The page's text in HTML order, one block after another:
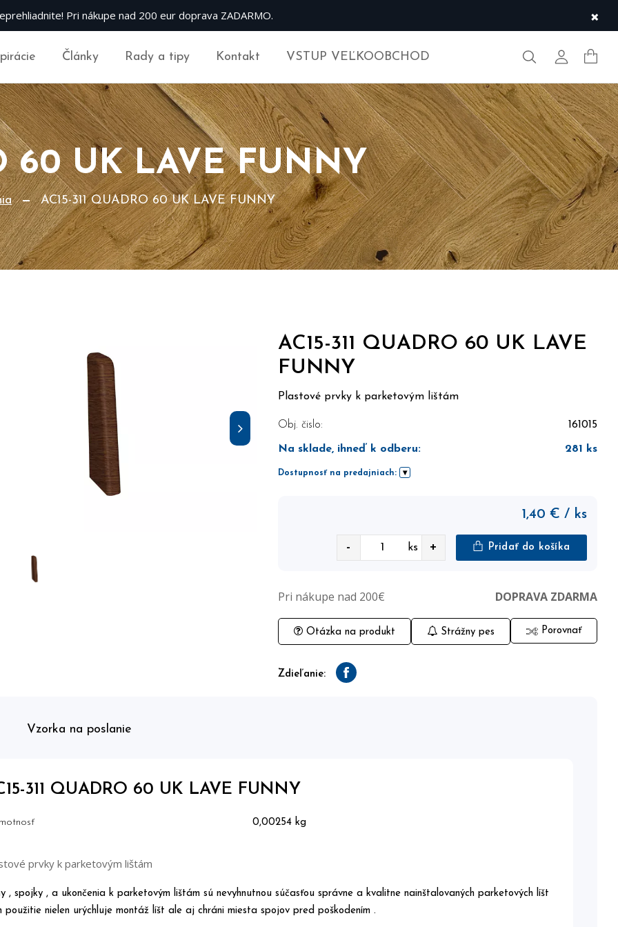
Pri nákupe nad 200 eur doprava ZADARMO. ×
Články Rady a tipy Kontakt VSTUP VEĽKOOBCHOD Hľadať Môj účet
60 UK LAVE FUNNY
AC15-311 QUADRO 60 UK LAVE FUNNY
AC15-311 QUADRO 60 UK LAVE
FUNNY
Plastové prvky k parketovým lištám
Obj. čislo: 161015
Na sklade, ihneď k odberu: 281 ks
Dostupnosť na predajniach:
1,40 € / ks
- ks + Pridať do košíka
Pri nákupe nad 200€ DOPRAVA ZDARMA
Otázka na produkt Strážny pes Porovnať
Zdieľanie: Facebook
Vzorka na poslanie
311 QUADRO 60 UK LAVE FUNNY
0,00254 kg
prvky k parketovým lištám
, spojky , a ukončenia k parketovým lištám sú nevyhnutnou súčasťou správne a kvalitne nainštalovaných parketových líšt
použitie nielen urýchluje montáž líšt ale aj chráni miesta spojov pred poškodením .